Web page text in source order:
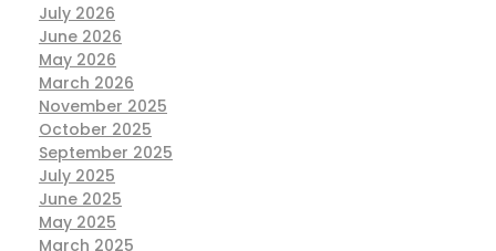
July 2026
June 2026
May 2026
March 2026
November 2025
October 2025
September 2025
July 2025
June 2025
May 2025
March 2025